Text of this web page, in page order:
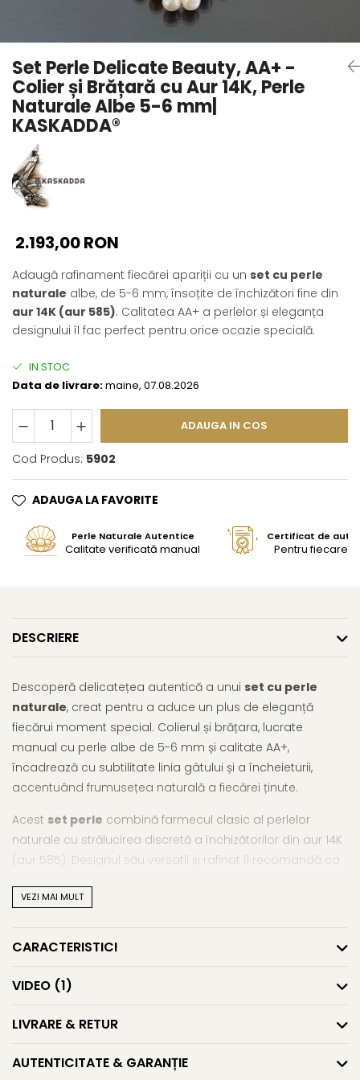
Pandantive cu Perle
Brose cu Perle
Set Perle Delicate Beauty, AA+ -
Colier și Brățară cu Aur 14K, Perle
Naturale Albe 5-6 mm|
KASKADDA®
2.193,00 RON
Adaugă rafinament fiecărei apariții cu un set cu perle
naturale albe, de 5-6 mm, însoțite de închizători fine din
aur 14K (aur 585). Calitatea AA+ a perlelor și eleganța
designului îl fac perfect pentru orice ocazie specială.
IN STOC
Data de livrare:maine, 07.08.2026
ADAUGA IN COS
Cod Produs: 5902
ADAUGA LA FAVORITE
Perle Naturale Autentice
Calitate verificată manual
Certificat de
Pentru fiecare
DESCRIERE
Descoperă delicatețea autentică a unui set cu perle
naturale, creat pentru a aduce un plus de eleganță
fiecărui moment special. Colierul și brățara, lucrate
manual cu perle albe de 5-6 mm și calitate AA+,
încadrează cu subtilitate linia gâtului și a încheieturii,
accentuând frumusețea naturală a fiecărei ținute.
Acest set perle combină farmecul clasic al perlelor
naturale cu strălucirea discretă a închizătorilor din aur 14K
(aur 585). Designul său versatil și rafinat îl recomandă ca
daruri memorabile. De asemenea, poate fi și o alegere
oferind o notă delicată și luminoasă look-ului de nuntă.
naturaledevine o expresie sinceră a feminității și
despre autenticitate, frumusețe discretă și emoție pură.
Caracteristici tehnice:
VEZI MAI MULT
CARACTERISTICI
VIDEO (1)
LIVRARE & RETUR
AUTENTICITATE & GARANȚIE